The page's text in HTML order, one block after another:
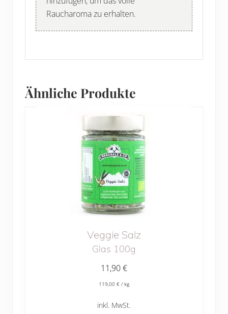
Raucharoma zu erhalten.
Ähnliche Produkte
Veggie Salz
Glas 100g
11,90€
119,00 € /kg
inkl. MwSt.